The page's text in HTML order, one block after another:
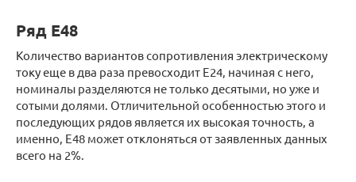
Ряд Е48
Количество вариантов сопротивления электрическому
току еще в два раза превосходит Е24, начиная с него,
номиналы разделяются не только десятыми, но уже и
сотыми долями. Отличительной особенностью этого и
последующих рядов является их высокая точность, а
именно, Е48 может отклоняться от заявленных данных
всего на 2%.